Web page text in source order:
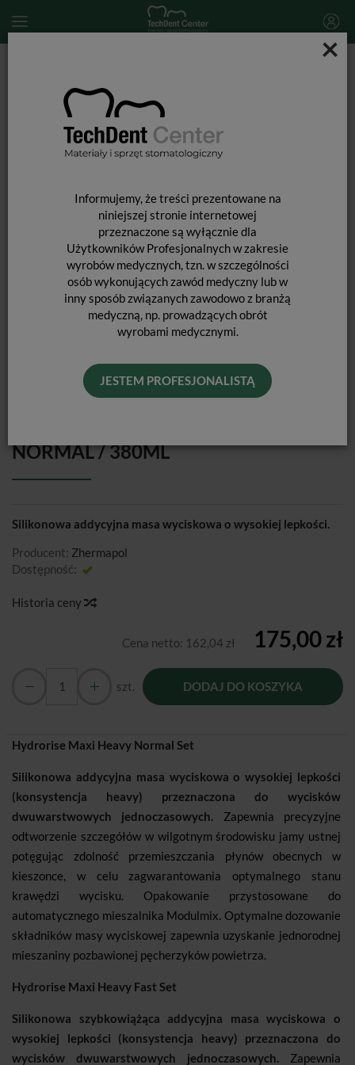
×
Informujemy, że treści prezentowane na
niniejszej stronie internetowej
przeznaczone są wyłącznie dla
Użytkowników Profesjonalnych w zakresie
wyrobów medycznych, tzn. w szczególności
osób wykonujących zawód medyczny lub w
inny sposób związanych zawodowo z branżą
medyczną, np. prowadzących obrót
wyrobami medycznymi.
JESTEM PROFESJONALISTĄ
Hydrorise MAXI Heavy Body Normal / 380ml
NORMAL / 380ML
Silikonowa addycyjna masa wyciskowa o wysokiej lepkości.
Producent: Zhermapol
Dostępność:
Historia ceny
Cena netto: 162,04 zł 175,00 zł
szt. DODAJ DO KOSZYKA
Hydrorise Maxi Heavy Normal Set
Silikonowa addycyjna masa wyciskowa o wysokiej lepkości
(konsystencja heavy) przeznaczona do wycisków
dwuwarstwowych jednoczasowych. Zapewnia precyzyjne
odtworzenie szczegółów w wilgotnym środowisku jamy ustnej
potęgując zdolność przemieszczania płynów obecnych w
kieszonce, w celu zagwarantowania optymalnego stanu
krawędzi wycisku. Opakowanie przystosowane do
automatycznego mieszalnika Modulmix. Optymalne dozowanie
składników masy wyciskowej zapewnia uzyskanie jednorodnej
mieszaniny pozbawionej pęcherzyków powietrza.
Hydrorise Maxi Heavy Fast Set
Silikonowa szybkowiążąca addycyjna masa wyciskowa o
wysokiej lepkości (konsystencja heavy) przeznaczona do
wycisków dwuwarstwowych jednoczasowych. Zapewnia